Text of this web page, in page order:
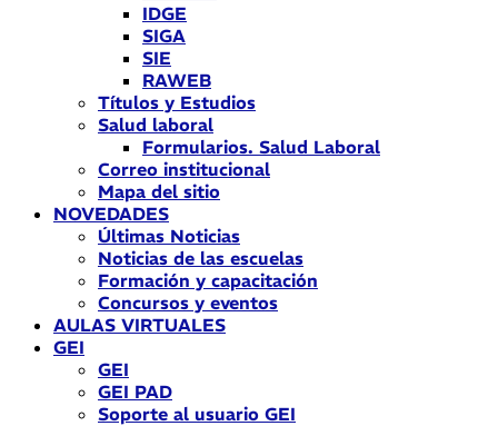
IDGE
SIGA
SIE
RAWEB
Títulos y Estudios
Salud laboral
Formularios. Salud Laboral
Correo institucional
Mapa del sitio
NOVEDADES
Últimas Noticias
Noticias de las escuelas
Formación y capacitación
Concursos y eventos
AULAS VIRTUALES
GEI
GEI
GEI PAD
Soporte al usuario GEI